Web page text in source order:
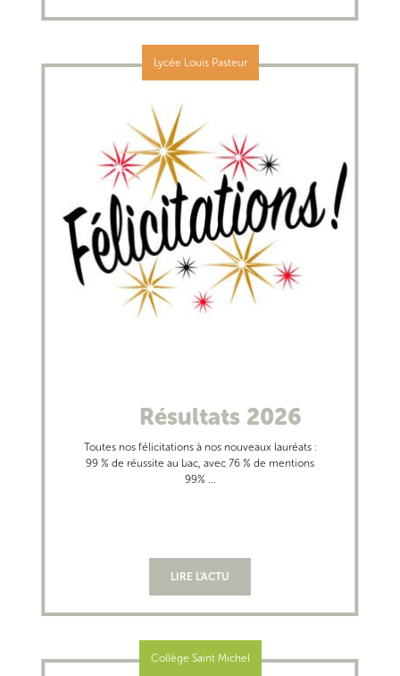
Lycée Louis Pasteur
Résultats 2026
Toutes nos félicitations à nos nouveaux lauréats :
99 % de réussite au bac, avec 76 % de mentions
99% ...
LIRE L'ACTU
Collège Saint Michel